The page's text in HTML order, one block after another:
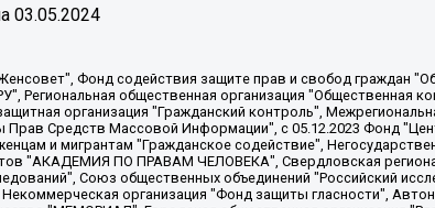
03.05.2024
Железнова Мария Михайловна, Лукьянова Юлия Сергеевна, Маетная Елизавета Витальевна, Маняхин Петр Борисович, Чуракова Ольга Владимировна, Ярош Юлия Петровна, Юридическое лицо "The Insider SIA", зарегистрированное в Риге, Латвийская Республика (дата регистрации 26.06.2015), являющееся администратором доменного имени интернет-издания "The Insider SIA", https://theins.ru, Постернак Алексей Евгеньевич, Рубин Михаил Аркадьевич, Анин Роман Александрович, Юридическое лицо Istories fonds, зарегистрированное в Латвийской Республике (регистрационный номер 50008295751, дата регистрации 24.02.2020), Великовский Дмитрий Александрович, Долинина Ирина Николаевна, Мароховская Алеся Алексеевна, Шлейнов Роман Юрьевич, Шмагун Олеся Валентиновна, Общество с ограниченной ответственностью "Альтаир 2021", Общество с ограниченной ответственностью "Вега 2021", Общество с ограниченной ответственностью "Главный редактор 2021", Общество с ограниченной ответственностью "Ромашки монолит", Важенков Артем Валерьевич, Ивановская областная общественная организация "Центр гендерных исследований", Гурман Юрий Альбертович, Медиапроект "ОВД-Инфо", Егоров Владимир Владимирович, Жилинский Владимир Александрович, Общество с ограниченной ответственностью "ЗП", Иванова София Юрьевна, Карезина Инна Павловна, Кильтау Екатерина Викторовна, Петров Алексей Викторович, Пискунов Сергей Евгеньевич, Смирнов Сергей Сергеевич, Тихонов Михаил Сергеевич, Общество с ограниченной ответственностью "ЖУРНАЛИСТ-ИНОСТРАННЫЙ АГЕНТ", Арапова Галина Юрьевна, Вольтская Татьяна Анатольевна, Американская компания "Mason G.E.S. Anonymous Foundation" (США), являющаяся владельцем интернет-издания https://mnews.world/, Компания "Stichting Bellingcat", зарегистрированная в Нидерландах (дата регистрации 11.07.2018), Захаров Андрей Вячеславович, Клепиковская Екатерина Дмитриевна, Общество с ограниченной ответственностью "МЕМО", Перл Роман Александрович, Симонов Евгений Алексеевич, Соловьева Елена Анатольевна, Сотников Даниил Владимирович, Сурначева Елизавета Дмитриевна, Автономная некоммерческая организация по защите прав человека и информированию населения "Якутия – Наше Мнение", Общество с ограниченной ответственностью "Москоу диджитал медиа", с 26.01.2023 Общество с ограниченной ответственностью "Чайка Белые сады", Ветошкина Валерия Валерьевна, Заговора Максим Александрович, Межрегиональное общественное движение "Российская ЛГБТ - сеть", Оленичев Максим Владимирович, Павлов Иван Юрьевич, Скворцова Елена Сергеевна, Общество с ограниченной ответственностью "Как бы инагент", Кочетков Игорь Викторович, Общество с ограниченной ответственностью "Честные выборы", Еланчик Олег Александрович, Общество с ограниченной ответственностью "Нобелевский призыв", Гималова Регина Эмилевна, Григорьев Андрей Валерьевич, Григорьева Алина Александровна, Ассоциация по содействию защите прав призывников, альтернативнослужащих и военнослужащих "Правозащитная группа "Гражданин.Армия.Право", Хисамова Регина Фаритовна, Автономная некоммерческая организация по реализации социально-правовых программ "Лилит",